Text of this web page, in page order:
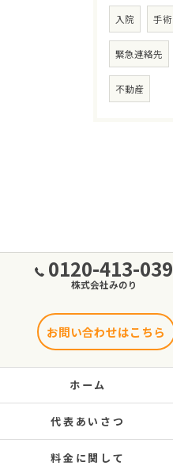
入院 手術
緊急連絡先
不動産
0120-413-039
株式会社みのり
お問い合わせはこちら
ホーム
代表あいさつ
料金に関して